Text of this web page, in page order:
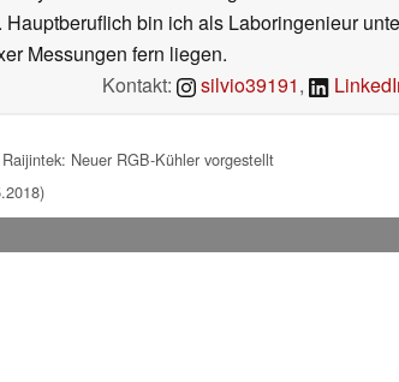
bin ich als Laboringenieur
Messungen fern liegen.
Kontakt:
silvio39191,
Neuer RGB-Kühler vorgestellt